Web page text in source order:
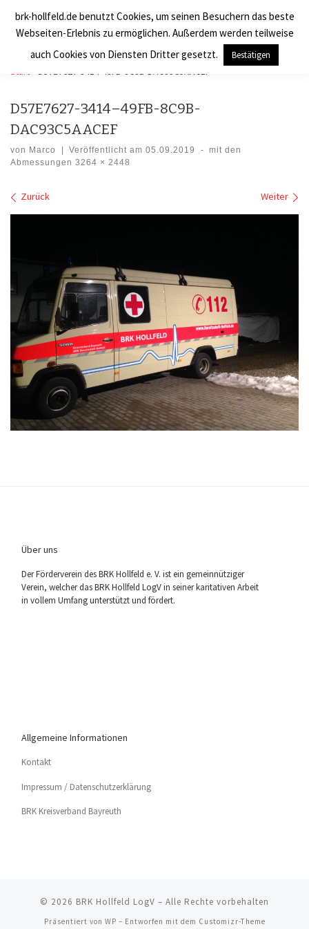
Zum Inhalt springen
BRK Hollfeld LogV
Search
Start D57E7627-3414-49FB-8C9B-DAC93C5AACEF
D57E7627-3414–49FB-8C9B-
DAC93C5AACEF
von Marco Veröffentlicht am05.09.2019 - mit den
Abmessungen 3264 × 2448
Bilder Navigation
Zurück Weiter
Über uns
Der För­der­ver­ein des BRK Holl­feld e. V. ist ein gemein­nüt­zi­ger
Ver­ein, wel­cher das BRK Holl­feld LogV in sei­ner kari­ta­ti­ven Arbeit
in vol­lem Umfang unter­stützt und fördert.
Allgemeine Informationen
Kon­takt
Impres­sum / Datenschutzerklärung
BRK Kreis­ver­band Bayreuth
© 2026 BRK Hollfeld LogV – Alle Rechte vorbehalten
Präsentiert von WP – Entworfen mit dem Customizr-Theme
brk-hollfeld.de benutzt Cookies, um seinen Besuchern das beste
Webseiten-Erlebnis zu ermöglichen. Außerdem werden teilweise
auch Cookies von Diensten Dritter gesetzt.
Bestätigen